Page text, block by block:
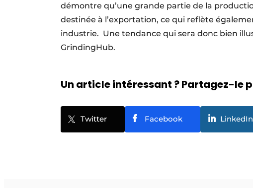
démontre qu’une grande partie de la
destinée à l’exportation, ce qui reflète
industrie. Une tendance qui sera donc bien
GrindingHub.
Un article intéressant ? Partagez-le
Twitter Facebook LinkedIn